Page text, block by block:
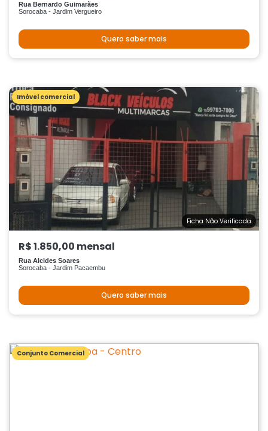
Rua Bernardo Guimarães
Sorocaba - Jardim Vergueiro
Quero saber mais
Imóvel comercial
Ficha Não Verificada
R$ 1.850,00 mensal
Rua Alcides Soares
Sorocaba - Jardim Pacaembu
Quero saber mais
Conjunto Comercial